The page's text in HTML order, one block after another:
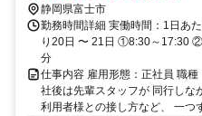
静岡県富士市
勤務時間詳細 実働時間：1日あ
り20日 〜 21日 ①8:30～17:30
分
仕事内容 雇用形態：正社員 職種
社後は先輩スタッフが 同行しな
利用者様との接し方など、 一つ